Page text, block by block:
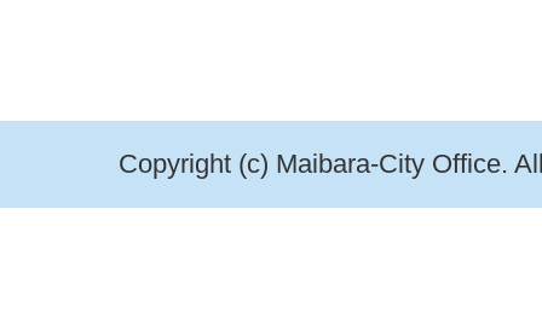
Copyright (c) Maibara-City Office.